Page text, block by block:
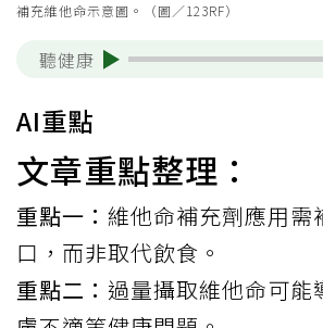
補充維他命示意圖。（圖／123RF）
聽健康
AI重點
文章重點整理：
重點一： 維他命補充劑應用需
口，而非取代飲食。
重點二： 過量攝取維他命可能